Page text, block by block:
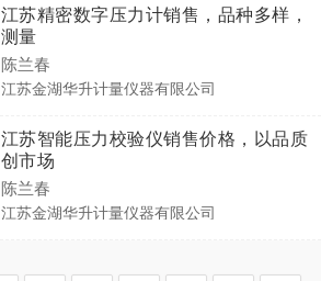
江苏精密数字压力计销售，品种多样，
测量
陈兰春
江苏金湖华升计量仪器有限公司
江苏智能压力校验仪销售价格，以品质
创市场
陈兰春
江苏金湖华升计量仪器有限公司